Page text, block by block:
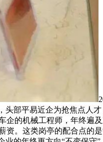
部平易近企为抢焦点人
企的机械工程师，年终遍
。这类岗亭的配合点的